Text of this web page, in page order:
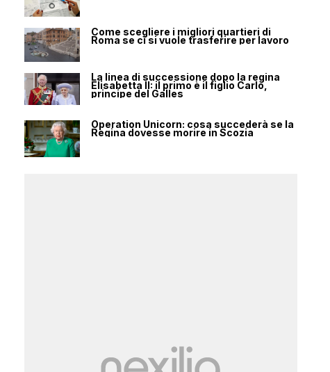
Come scegliere i migliori quartieri di
Roma se ci si vuole trasferire per lavoro
La linea di successione dopo la regina
Elisabetta II: il primo è il figlio Carlo,
principe del Galles
Operation Unicorn: cosa succederà se la
Regina dovesse morire in Scozia